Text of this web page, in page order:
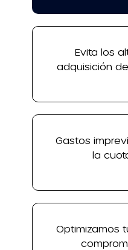
Evita los
adquisición
Gastos
la
Optimizamos